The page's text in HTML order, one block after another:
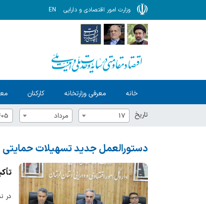
وزارت امور اقتصادی و دارایی EN
خانه معرفی وزارتخانه کارکنان
تاریخ 17 مرداد
دستورالعمل جدید تسهیلات حمایتی
در